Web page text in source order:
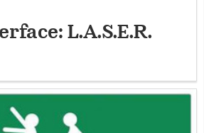
L.A.S.E.R.